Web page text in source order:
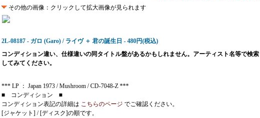
その他の画像：クリックして拡大画像が見られます
2L-08187 - ガロ (Garo) / ライヴ ＋ 君の誕生日 - 480円(税込)
コンディション違い、仕様違いの同タイトル盤があるかもしれません。アーティスト名等で検索
してみてください。
*** LP ： Japan 1973 / Mushroom / CD-7048-Z ***
■ コンディション ■
コンディション表記の詳細は こちらのページ でご確認ください。
[ジャケット] / [ディスク]の順です。